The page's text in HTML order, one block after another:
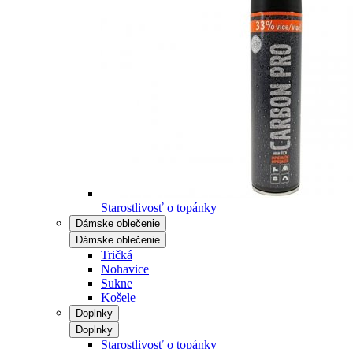
Starostlivosť o topánky
Dámske oblečenie
Dámske oblečenie
Tričká
Nohavice
Sukne
Košele
Doplnky
Doplnky
Starostlivosť o topánky